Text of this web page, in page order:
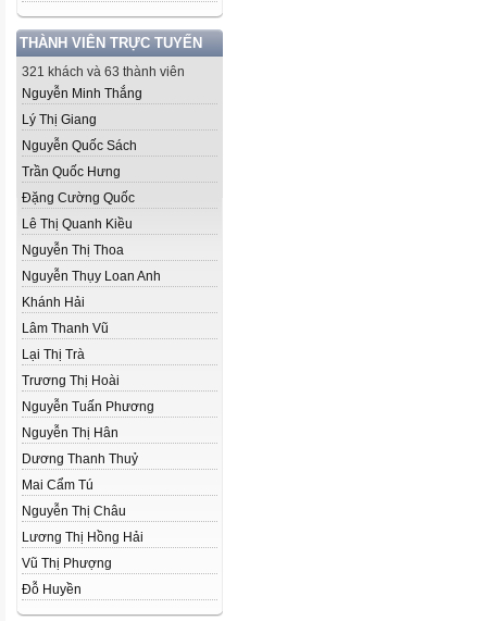
THÀNH VIÊN TRỰC TUYẾN
321 khách và 63 thành viên
Nguyễn Minh Thắng
Lý Thị Giang
Nguyễn Quốc Sách
Trần Quốc Hưng
Đặng Cường Quốc
Lê Thị Quanh Kiều
Nguyễn Thị Thoa
Nguyễn Thụy Loan Anh
Khánh Hải
Lâm Thanh Vũ
Lại Thị Trà
Trương Thị Hoài
Nguyễn Tuấn Phương
Nguyễn Thị Hân
Dương Thanh Thuỷ
Mai Cẩm Tú
Nguyễn Thị Châu
Lương Thị Hồng Hải
Vũ Thị Phượng
Đỗ Huyền